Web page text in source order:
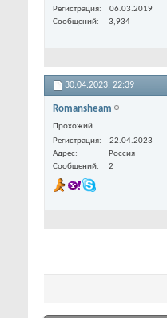
Регистрация
06.03.2019
Сообщений
3,934
30.04.2023, 22:39
Romansheam
Прохожий
Регистрация
22.04.2023
Адрес
Россия
Сообщений
2